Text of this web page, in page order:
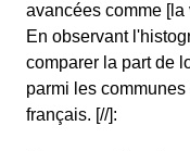
avancées comme
En observant
comparer la part de
parmi les
français. [//]: